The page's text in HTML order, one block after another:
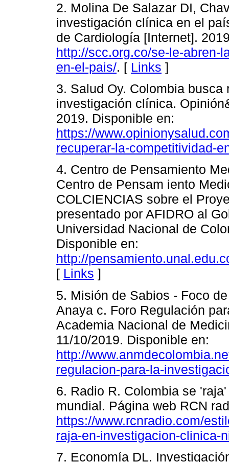
2. Molina De Salazar DI,
investigación clínica en el
de Cardiología [Internet].
http://scc.org.co/se-le-abren-
en-el-pais/. [ Links ]
3. Salud Oy. Colombia
investigación clínica.
2019. Disponible en:
https://
recuperar-la-competitividad-
4. Centro de Pensamiento
Centro de Pensam iento
COLCIENCIAS sobre el
presentado por AFIDRO al
Universidad Nacional de
Disponible en:
http://
[ Links ]
5. Misión de Sabios - Foco
Anaya c. Foro Regulación
Academia Nacional de
11/10/2019. Disponible en:
http://
regulacion-para-la-
6. Radio R. Colombia se
mundial. Página web RCN
https://www.rcnradio.com/
raja-en-investigacion-clinica-
7. Economía DL.